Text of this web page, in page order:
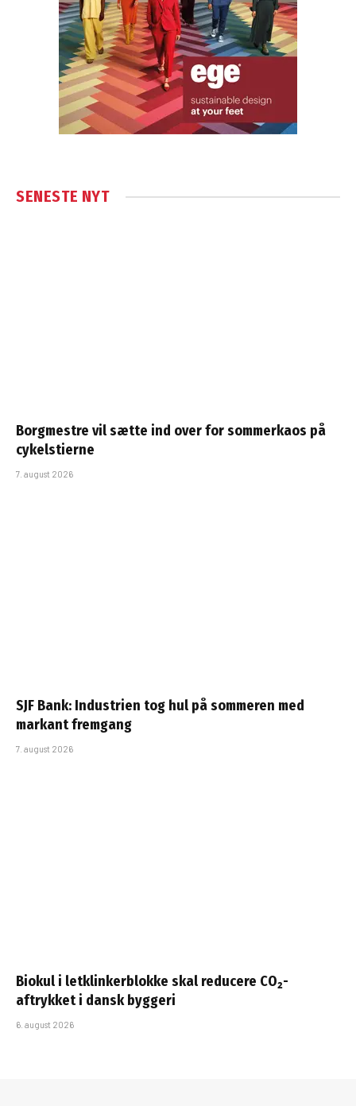
SENESTE NYT
Borgmestre vil sætte ind over for sommerkaos på
cykelstierne
7. august 2026
SJF Bank: Industrien tog hul på sommeren med
markant fremgang
7. august 2026
Biokul i letklinkerblokke skal reducere CO₂-
aftrykket i dansk byggeri
6. august 2026